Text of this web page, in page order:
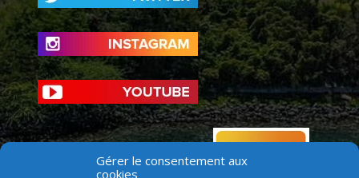
Gérer le consentement aux
cookies